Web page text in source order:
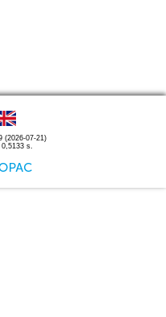
(2026-07-21)
s.